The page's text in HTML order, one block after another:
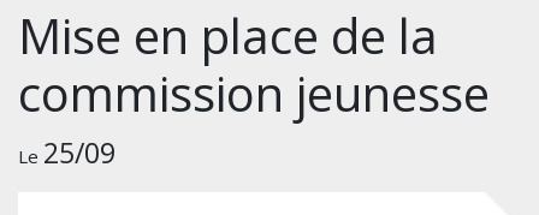
Mise en place de la
commission jeunesse
Le 25/09